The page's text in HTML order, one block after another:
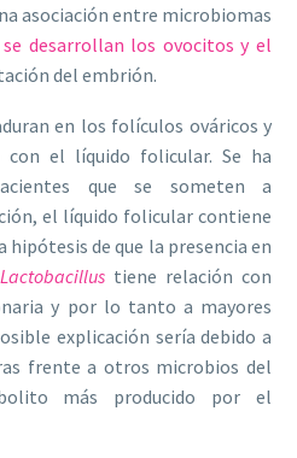
asociación entre microbiomas
desarrollan los ovocitos y el
del embrión.
en los folículos ováricos y
el líquido folicular. Se ha
que se someten a
el líquido folicular contiene
de que la presencia en
Lactobacillus tiene relación con
y por lo tanto a mayores
explicación sería debido a
frente a otros microbios del
más producido por el